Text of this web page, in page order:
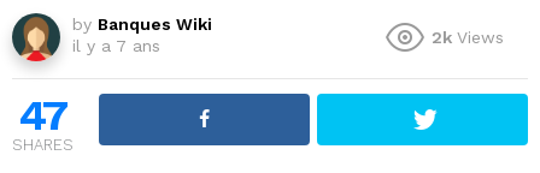
by Banques Wiki
il y a 7 ans
2k Views
47
SHARES